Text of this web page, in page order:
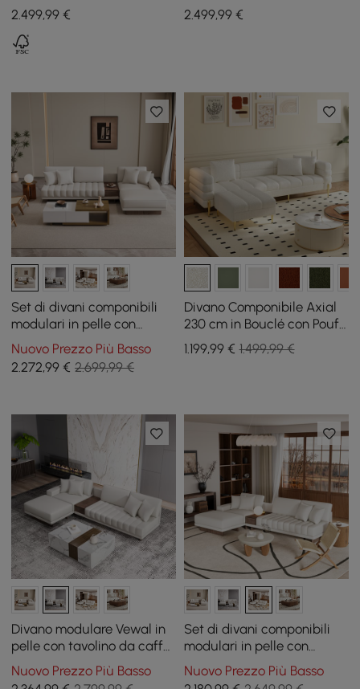
146" con pouf e cuscini
2.499,99 €
146" con pouf e cuscini
2.499,99€
Set di divani componibili
modulari in pelle con
tavolino da caffè in noce
Nuovo Prezzo Più Basso
2.272,99 € 2.699,99 €
Divano Componibile Axial
230 cm in Bouclé con Pouf
e Gambe Dorate
1.199,99€ 1.499,99 €
Divano modulare Vewal in
pelle con tavolino da caffè
in blocco di legno
Nuovo Prezzo Più Basso
Set di divani componibili
modulari in pelle con
tavolino da caffè in
cemento
Nuovo Prezzo Più Basso